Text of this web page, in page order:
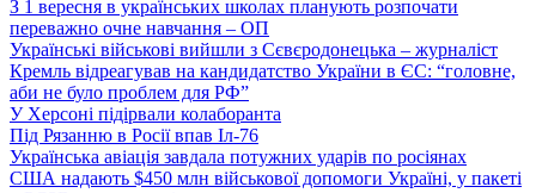
З 1 вересня в українських школах планують розпочати
переважно очне навчання – ОП
Українські військові вийшли з Сєвєродонецька – журналіст
Кремль відреагував на кандидатство України в ЄС: “головне,
аби не було проблем для РФ”
У Херсоні підірвали колаборанта
Під Рязанню в Росії впав Іл-76
Українська авіація завдала потужних ударів по росіянах
США надають $450 млн військової допомоги Україні, у пакеті